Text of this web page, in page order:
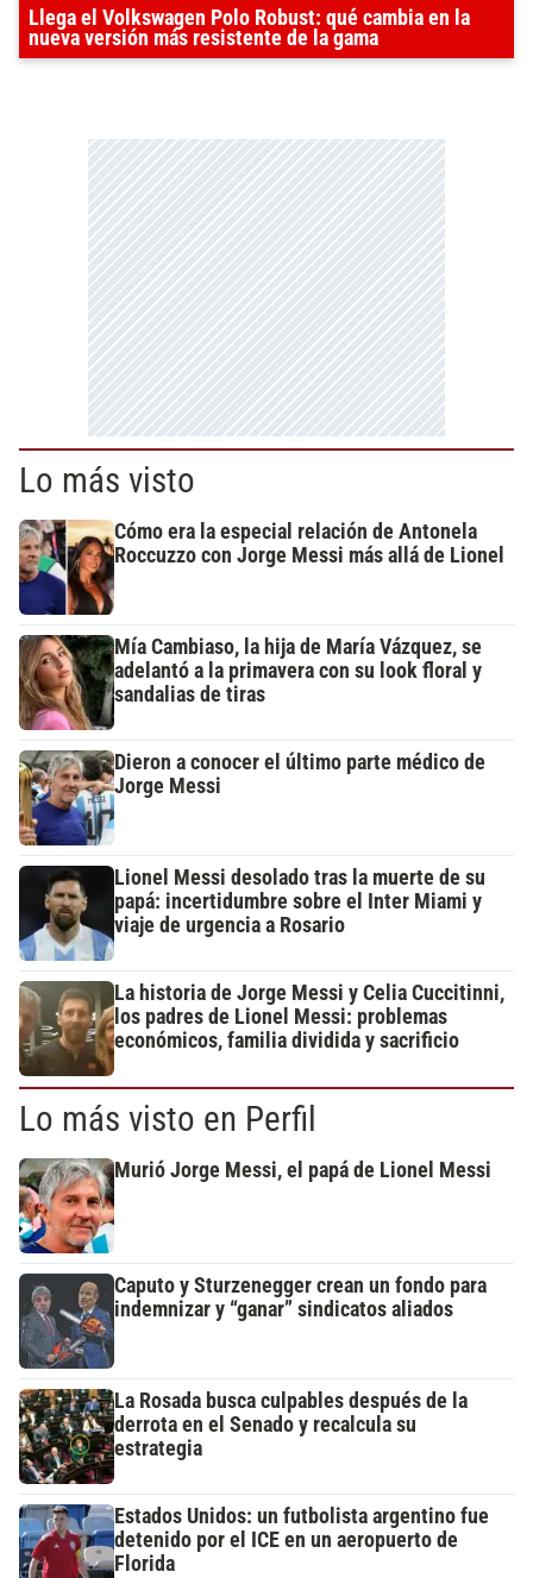
Llega el Volkswagen Polo Robust: qué cambia en la
nueva versión más resistente de la gama
Lo más visto
Cómo era la especial relación de Antonela
Roccuzzo con Jorge Messi más allá de Lionel
Mía Cambiaso, la hija de María Vázquez, se
adelantó a la primavera con su look floral y
sandalias de tiras
Dieron a conocer el último parte médico de
Jorge Messi
Lionel Messi desolado tras la muerte de su
papá: incertidumbre sobre el Inter Miami y
viaje de urgencia a Rosario
La historia de Jorge Messi y Celia Cuccitinni,
los padres de Lionel Messi: problemas
económicos, familia dividida y sacrificio
Lo más visto en Perfil
Murió Jorge Messi, el papá de Lionel Messi
Caputo y Sturzenegger crean un fondo para
indemnizar y “ganar” sindicatos aliados
La Rosada busca culpables después de la
derrota en el Senado y recalcula su
estrategia
Estados Unidos: un futbolista argentino fue
detenido por el ICE en un aeropuerto de
Florida